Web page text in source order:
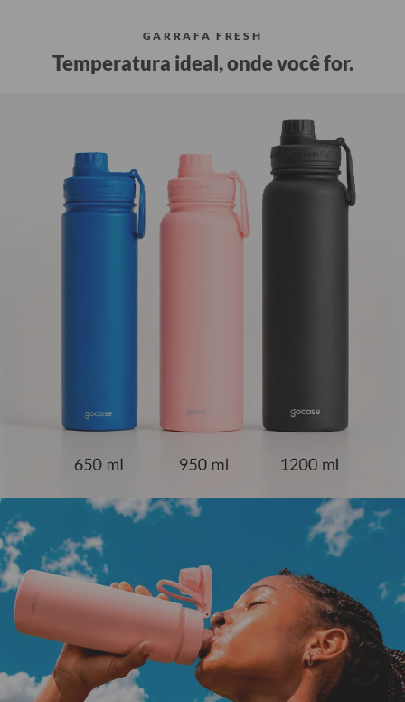
GARRAFA FRESH
Temperatura ideal, onde você for.